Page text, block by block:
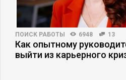
ПОИСК РАБОТЫ 6948 13
Как опытному
выйти из карьерного